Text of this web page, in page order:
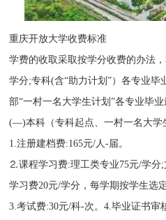
重庆开放大学收费标准
学费的收取采取按学分收费的办法
学分;专科(含“助力计划”）各专业毕
部“一村一名大学生计划”各专业毕业
(—)本科（专科起点、一村一名大学
1.注册建档费:165元/人-届。
⒉课程学习费:理工类专业75元/学分
学习费20元/学分，每学期按学生选
3.考试费:30元/科-次。4.毕业证书审